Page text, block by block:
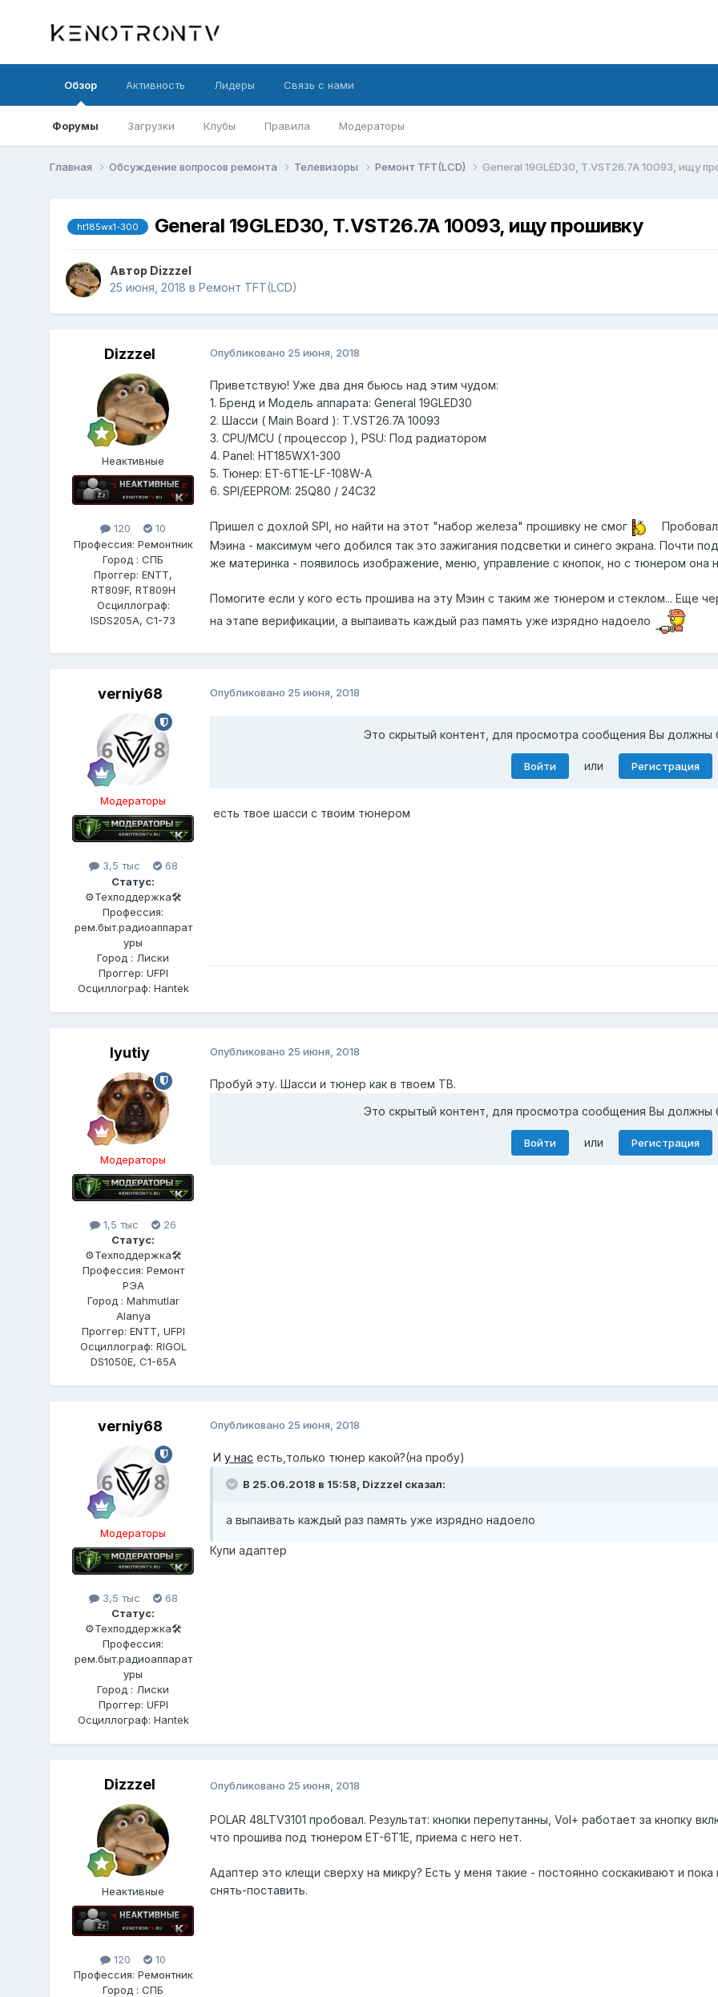
Обзор
Форумы Загрузки Клубы Правила Модераторы
Активность Лидеры Связь с нами
Главная Обсуждение вопросов ремонта Телевизоры Ремонт TFT(LCD) General 19GLED30, T.VST26.7A 10093 , ищу
ht185wx1-300 General 19GLED30, T.VST26.7A 10093 , ищу прошивку
Автор Dizzzel
25 июня, 2018 вРемонт TFT(LCD)
Dizzzel
Неактивные
120
10
Профессия: Ремонтник
Город : СПБ
Проггер: ENTT,
RT809F, RT809H
Осциллограф:
ISDS205A, С1-73
Опубликовано 25 июня, 2018
Приветствую! Уже два дня бьюсь над этим чудом:
1. Бренд и Модель аппарата: General 19GLED30
2. Шасси ( Main Board ): T.VST26.7A 10093
3. CPU/MCU ( процессор ), PSU: Под радиатором
4. Panel: HT185WX1-300
5. Тюнер: ET-6T1E-LF-108W-A
6. SPI/EEPROM: 25Q80 / 24C32
Пришел с дохлой SPI, но найти на этот "набор железа" прошивку не смог
Мэина - максимум чего добился так это зажигания подсветки и синего экрана. Почти
же материнка - появилось изображение, меню, управление с кнопок, но с тюнером она
Помогите если у кого есть прошива на эту Мэин с таким же тюнером и стеклом... Еще
на этапе верификации, а выпаивать каждый раз память уже изрядно надоело
verniy68
Модераторы
3,5 тыс
68
Статус:
⚙️Техподдержка🛠
Профессия:
рем.быт.радиоаппарат
уры
Город : Лиски
Проггер: UFPI
Осциллограф: Hantek
Опубликовано 25 июня, 2018
Это скрытый контент, для просмотра сообщения Вы должны
Войти или Регистрация
есть твое шасси с твоим тюнером
lyutiy
Модераторы
1,5 тыс
26
Статус:
⚙️Техподдержка🛠
Профессия: Ремонт
РЭА
Город : Mahmutlar
Alanya
Проггер: ENTT, UFPI
Осциллограф: RIGOL
DS1050E, C1-65A
Опубликовано 25 июня, 2018
Пробуй эту. Шасси и тюнер как в твоем ТВ.
Это скрытый контент, для просмотра сообщения Вы должны
Войти или Регистрация
verniy68
Модераторы
3,5 тыс
68
Статус:
⚙️Техподдержка🛠
Профессия:
рем.быт.радиоаппарат
уры
Город : Лиски
Проггер: UFPI
Осциллограф: Hantek
Опубликовано 25 июня, 2018
Иу нас есть,только тюнер какой?(на пробу)
В 25.06.2018 в 15:58, Dizzzel сказал:
а выпаивать каждый раз память уже изрядно надоело
Купи адаптер
Dizzzel
Неактивные
120
10
Профессия: Ремонтник
Город : СПБ
Опубликовано 25 июня, 2018
POLAR 48LTV3101 пробовал. Результат: кнопки перепутанны, Vol+ работает за кнопку
что прошива под тюнером ET-6T1E, приема с него нет.
Адаптер это клещи сверху на микру? Есть у меня такие - постоянно соскакивают и
снять-поставить.